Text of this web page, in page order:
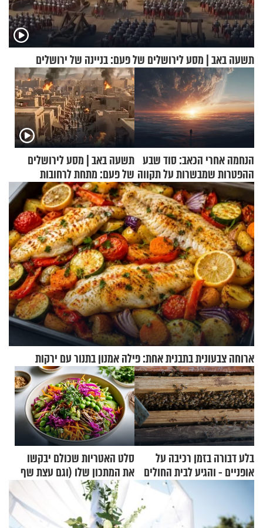
תשעה באב | מסע לירושלים של פעם: בניינה של ירושלים
הנחמה אחרי הכאב: סוד שבע
ההפטרות שמבשרות על תקווה
וגאולה
תשעה באב | מסע לירושלים
של פעם: מתחת לרחובות
ירושלים
ארוחה צבעונית בתבנית אחת: פילה אמנון בתנור עם ירקות
בלע דבורה בזמן רכיבה על
אופניים - והגיע לבית החולים
במצב מסכן חיים
סלט האטריות שכולם יבקשו
את המתכון שלו (וגם עצת שף
להגשת הרוטב)